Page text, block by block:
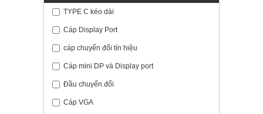
TYPE C kéo dài
Cáp Display Port
cáp chuyển đổi tín hiệu
Cáp mini DP và Display port
Đầu chuyển đổi
Cáp VGA